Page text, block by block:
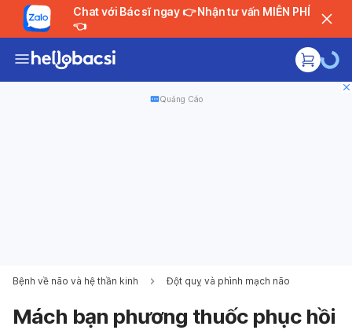
Chat với Bác sĩ ngay 👉 Nhận tư vấn MIỄN PHÍ
👈
Quảng Cáo
Bệnh về não và hệ thần kinh Đột quỵ và phình mạch não
Mách bạn phương thuốc phục hồi